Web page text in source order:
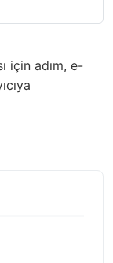
için adım, e-